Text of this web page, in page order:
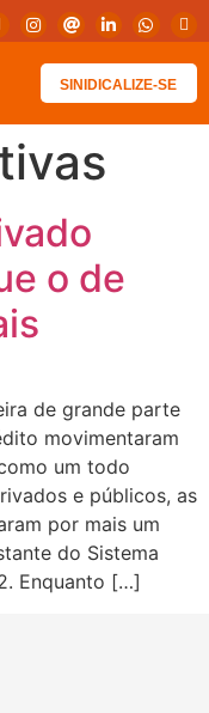
SINIDICALIZE-SE
o de
de grande parte
movimentaram
um todo
e públicos, as
por mais um
do Sistema
Enquanto […]